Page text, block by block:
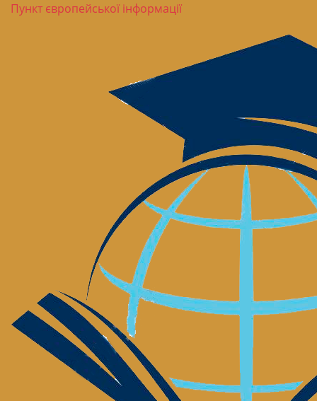
Пункт європейської інформації